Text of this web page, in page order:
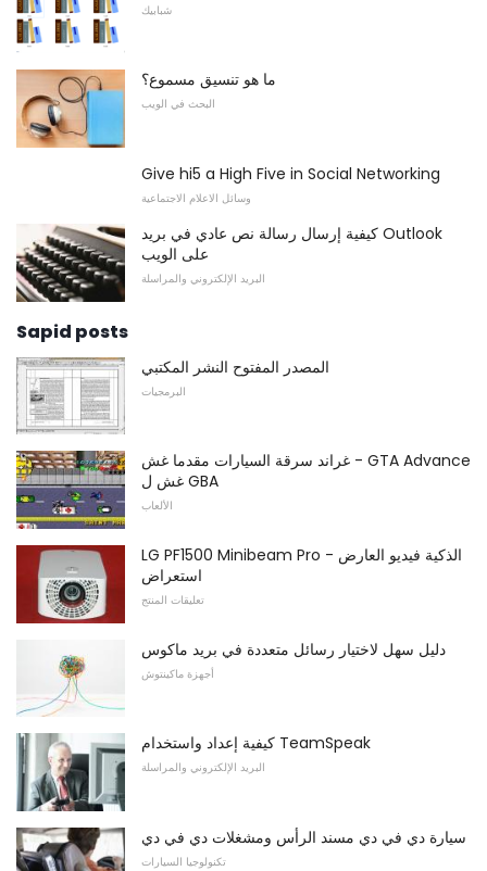
شبابيك
ما هو تنسيق مسموع؟
البحث في الويب
Give hi5 a High Five in Social Networking
وسائل الاعلام الاجتماعية
كيفية إرسال رسالة نص عادي في بريد Outlook
على الويب
البريد الإلكتروني والمراسلة
Sapid posts
المصدر المفتوح النشر المكتبي
البرمجيات
غراند سرقة السيارات مقدما غش - GTA Advance
غش ل GBA
الألعاب
LG PF1500 Minibeam Pro الذكية فيديو العارض -
استعراض
تعليقات المنتج
دليل سهل لاختيار رسائل متعددة في بريد ماكوس
أجهزة ماكينتوش
كيفية إعداد واستخدام TeamSpeak
البريد الإلكتروني والمراسلة
سيارة دي في دي مسند الرأس ومشغلات دي في دي
تكنولوجيا السيارات